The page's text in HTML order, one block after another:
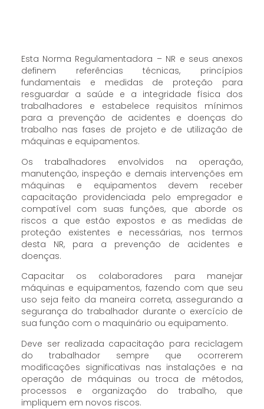
Esta Norma Regulamentadora – NR e seus anexos
definem referências técnicas, princípios
fundamentais e medidas de proteção para
resguardar a saúde e a integridade física dos
trabalhadores e estabelece requisitos mínimos
para a prevenção de acidentes e doenças do
trabalho nas fases de projeto e de utilização de
máquinas e equipamentos.
Os trabalhadores envolvidos na operação,
manutenção, inspeção e demais intervenções em
máquinas e equipamentos devem receber
capacitação providenciada pelo empregador e
compatível com suas funções, que aborde os
riscos a que estão expostos e as medidas de
proteção existentes e necessárias, nos termos
desta NR, para a prevenção de acidentes e
doenças.
Capacitar os colaboradores para manejar
máquinas e equipamentos, fazendo com que seu
uso seja feito da maneira correta, assegurando a
segurança do trabalhador durante o exercício de
sua função com o maquinário ou equipamento.
Deve ser realizada capacitação para reciclagem
do trabalhador sempre que ocorrerem
modificações significativas nas instalações e na
operação de máquinas ou troca de métodos,
processos e organização do trabalho, que
impliquem em novos riscos.